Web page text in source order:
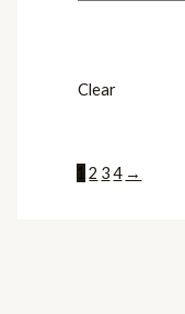
Clear
1 2 3 4 →